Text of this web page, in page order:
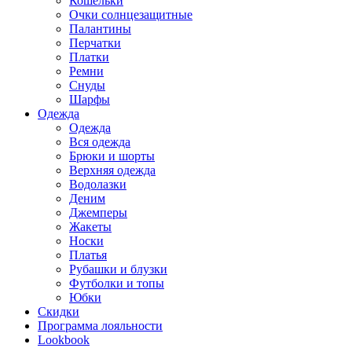
Очки солнцезащитные
Палантины
Перчатки
Платки
Ремни
Снуды
Шарфы
Одежда
Одежда
Вся одежда
Брюки и шорты
Верхняя одежда
Водолазки
Деним
Джемперы
Жакеты
Носки
Платья
Рубашки и блузки
Футболки и топы
Юбки
Скидки
Программа лояльности
Lookbook